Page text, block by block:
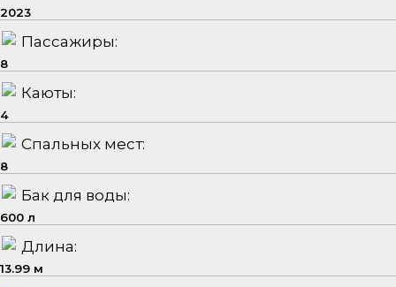
2023
Пассажиры:
8
Каюты:
4
Спальных мест:
8
Бак для воды:
600 л
Длина:
13.99 м